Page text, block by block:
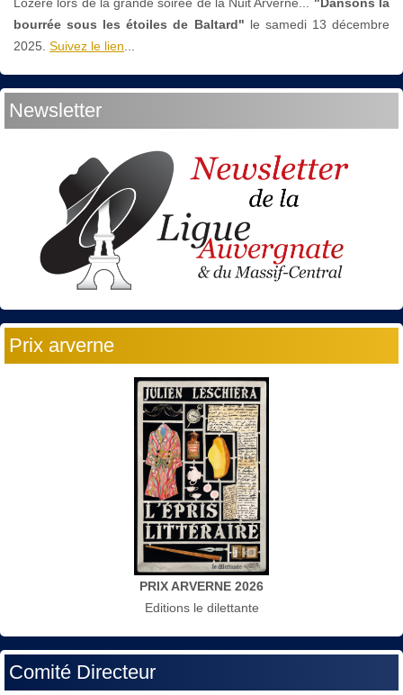
bourrée sous les étoiles de Baltard" le samedi 13 décembre
2025. Suivez le lien
Newsletter
Prix arverne
PRIX ARVERNE 2026
Editions le dilettante
Comité Directeur